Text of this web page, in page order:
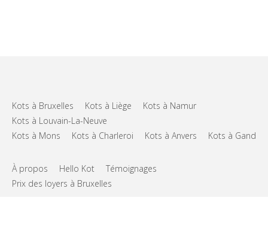
Kots à Bruxelles Kots à Liège
Kots à Namur
Kots à Louvain-La-Neuve
Kots à Mons
Kots à Charleroi Kots à Anvers Kots à Gand
À propos Hello Kot
Témoignages
Prix des loyers à Bruxelles